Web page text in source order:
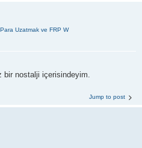
Uzatmak ve FRP W
bir nostalji içerisindeyim.
Jump to post